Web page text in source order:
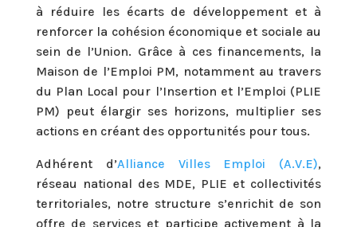
à réduire les écarts de développement et à
renforcer la cohésion économique et sociale au
sein de l’Union. Grâce à ces financements, la
Maison de l’Emploi PM, notamment au travers
du Plan Local pour l’Insertion et l’Emploi (PLIE
PM) peut élargir ses horizons, multiplier ses
actions en créant des opportunités pour tous.
Adhérent d’Alliance Villes Emploi (A.V.E),
réseau national des MDE, PLIE et collectivités
territoriales, notre structure s’enrichit de son
offre de services et participe activement à la